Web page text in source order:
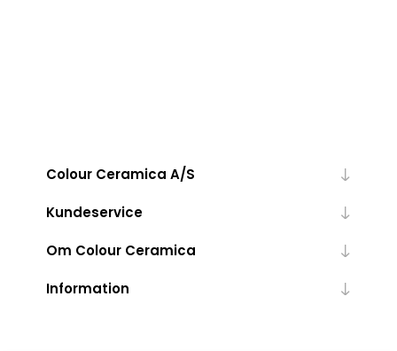
Colour Ceramica A/S
Kundeservice
Om Colour Ceramica
Information